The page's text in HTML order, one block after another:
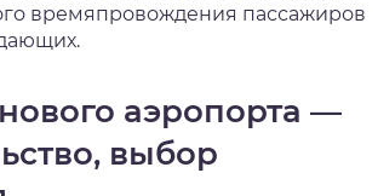
времяпровождения пассажиров
аэропорта —
выбор